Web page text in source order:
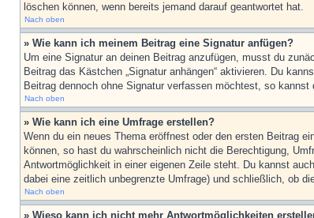
löschen können, wenn bereits jemand darauf geantwortet hat.
Nach oben
» Wie kann ich meinem Beitrag eine Signatur anfügen?
Um eine Signatur an deinen Beitrag anzufügen, musst du
Beitrag das Kästchen „Signatur anhängen“ aktivieren. Du
Beitrag dennoch ohne Signatur verfassen möchtest, so
Nach oben
» Wie kann ich eine Umfrage erstellen?
Wenn du ein neues Thema eröffnest oder den ersten Beitrag
können, so hast du wahrscheinlich nicht die Berechtigung,
Antwortmöglichkeit in einer eigenen Zeile steht. Du kannst
dabei eine zeitlich unbegrenzte Umfrage) und schließlich, ob
Nach oben
» Wieso kann ich nicht mehr Antwortmöglichkeiten